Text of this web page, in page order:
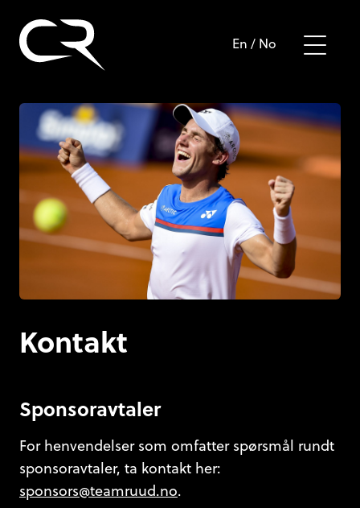
En / No
Kontakt
Sponsoravtaler
For henvendelser som omfatter spørsmål rundt
sponsoravtaler, ta kontakt her:
sponsors@teamruud.no.